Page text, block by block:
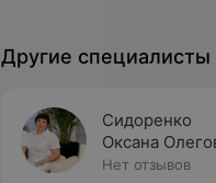
Другие специалисты
Сидоренко
Оксана
Нет отзывов